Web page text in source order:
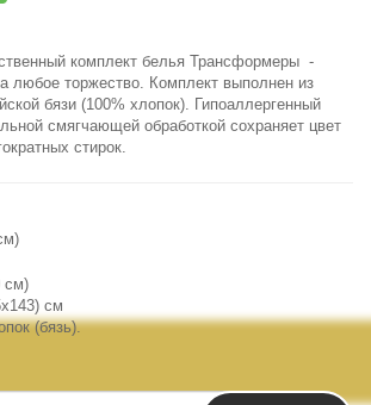
комплект белья Трансформеры -
любое торжество. Комплект выполнен из
бязи (100% хлопок). Гипоаллергенный
смягчающей обработкой сохраняет цвет
стирок.
см)
см
(бязь).